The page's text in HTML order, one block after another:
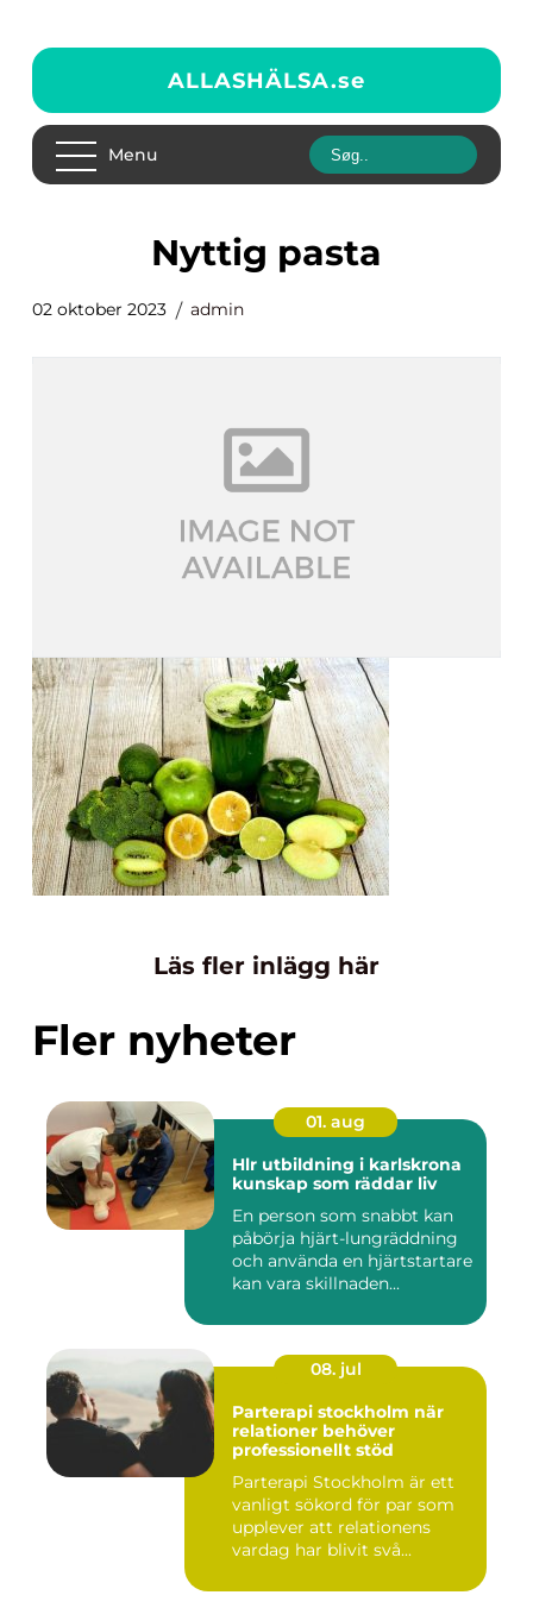
ALLASHÄLSA.se
Menu
nyttig pasta
02 oktober 2023 admin
Läs fler inlägg här
Fler nyheter
01. aug
Hlr utbildning i karlskrona
kunskap som räddar liv
En person som snabbt kan
påbörja hjärt-lungräddning
och använda en hjärtstartare
kan vara skillnaden...
08. jul
Parterapi stockholm när
relationer behöver
professionellt stöd
Parterapi Stockholm är ett
vanligt sökord för par som
upplever att relationens
vardag har blivit svå...